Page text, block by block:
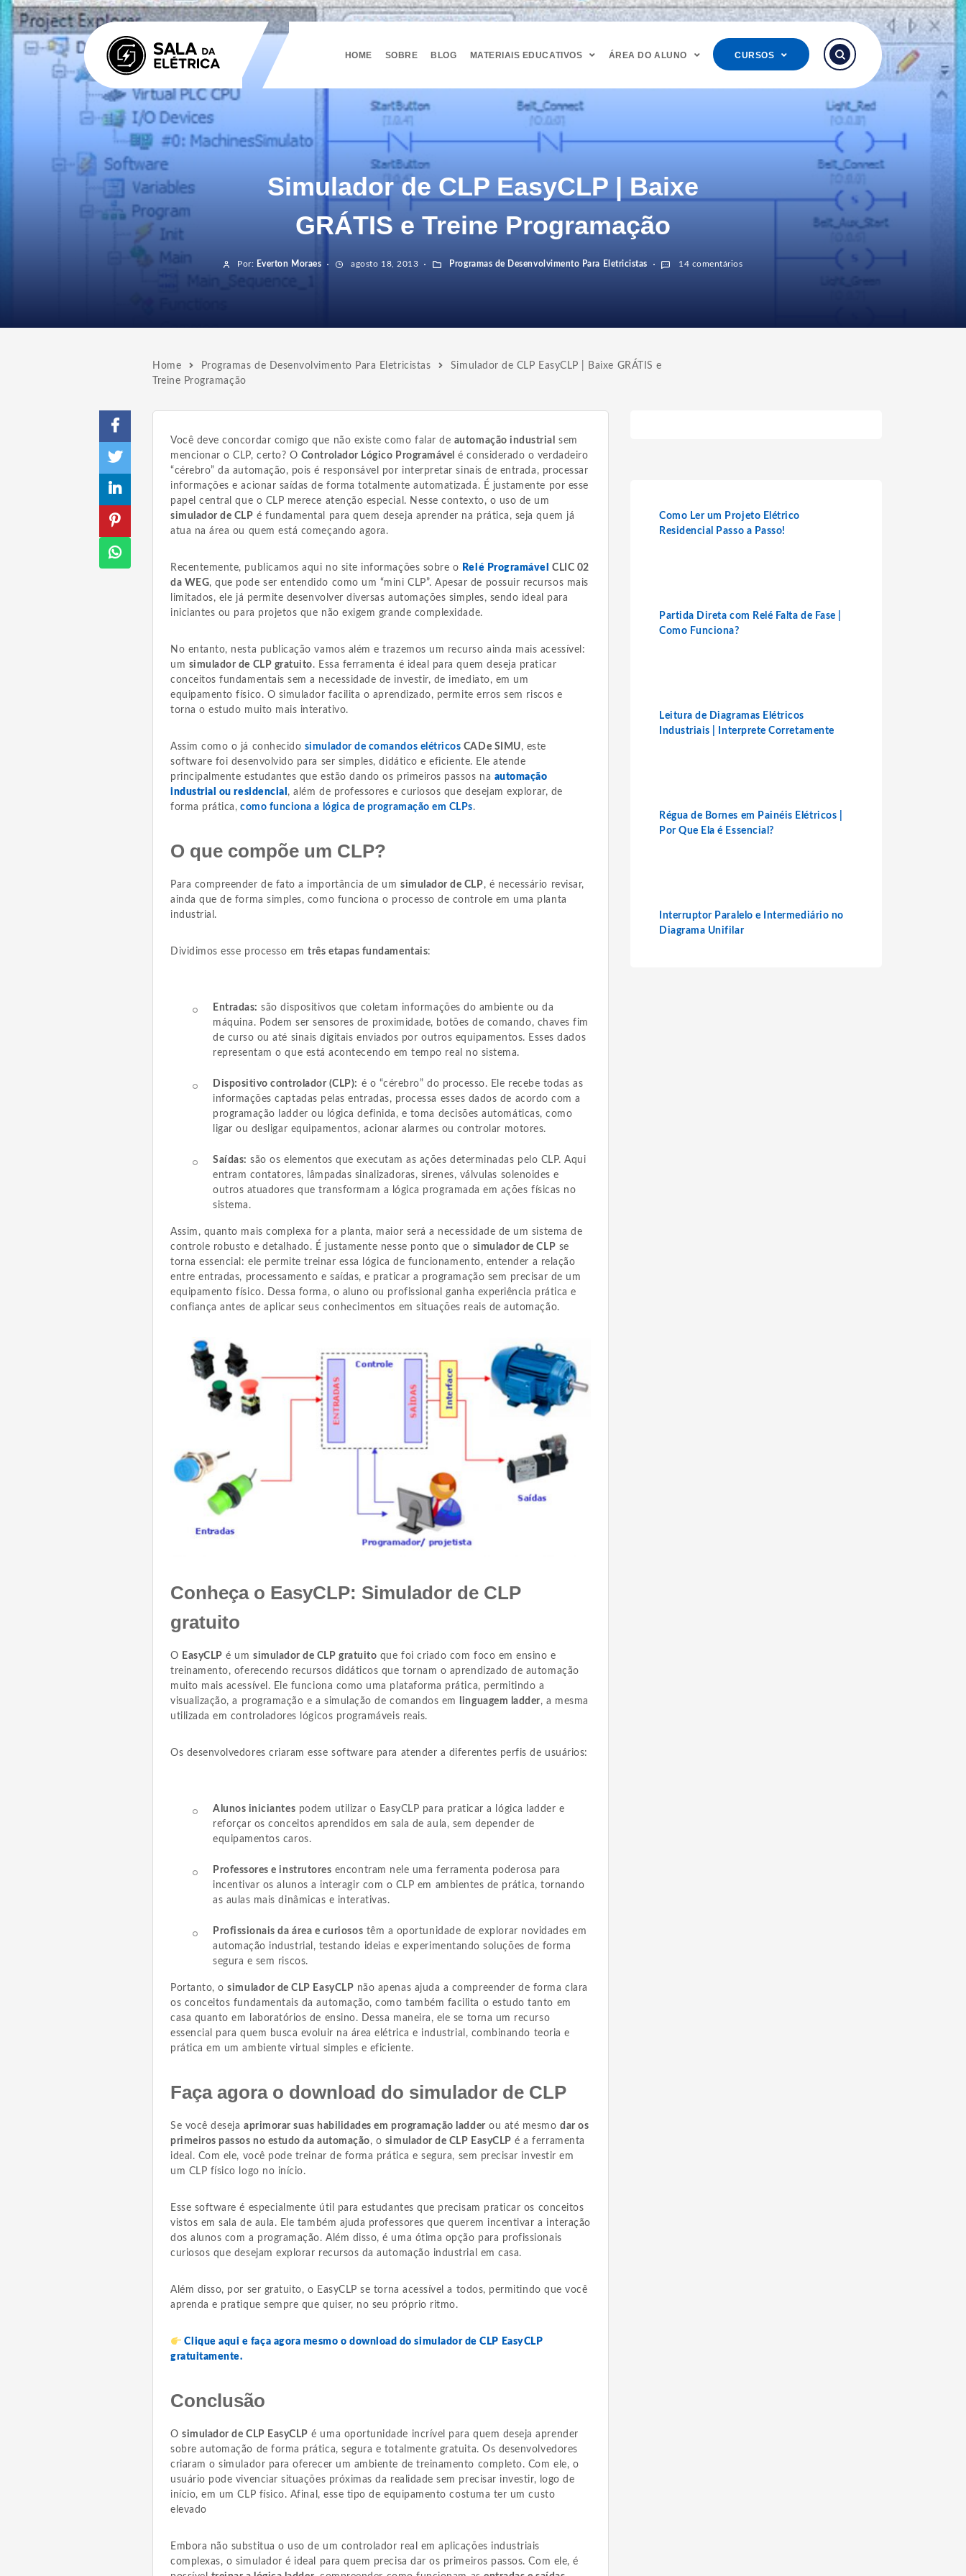
HOME SOBRE BLOG MATERIAIS EDUCATIVOS ÁREA DO ALUNO CURSOS
Simulador de CLP EasyCLP | Baixe
GRÁTIS e Treine Programação
Por: Everton Moraes agosto 18, 2013 Programas de Desenvolvimento Para Eletricistas 14 comentários
Home Programas de Desenvolvimento Para Eletricistas
Simulador de CLP EasyCLP | Baixe GRÁTIS e
Treine Programação
Você deve concordar comigo que não existe como falar de automação industrial
sem
mencionar o CLP, certo? O Controlador Lógico Programável é considerado o verdadeiro
“cérebro” da automação, pois é responsável por interpretar sinais de entrada, processar
informações e acionar saídas de forma totalmente automatizada. É justamente por esse
papel central que o CLP merece atenção especial. Nesse contexto, o uso de um
simulador de CLP é fundamental para quem deseja aprender na prática, seja quem já
atua na área ou quem está começando agora.
Recentemente, publicamos aqui no site informações sobre o Relé Programável CLIC 02
da WEG, que pode ser entendido como um “mini CLP”. Apesar de possuir recursos mais
limitados, ele já permite desenvolver diversas automações simples, sendo ideal para
iniciantes ou para projetos que não exigem grande complexidade.
No entanto, nesta publicação vamos além e trazemos um recurso ainda mais acessível:
um simulador de CLP gratuito. Essa ferramenta é ideal para quem deseja praticar
conceitos fundamentais sem a necessidade de investir, de imediato, em um
equipamento físico. O simulador facilita o aprendizado, permite erros sem riscos e
torna o estudo muito mais interativo.
Assim como o já conhecido simulador de comandos elétricos CADe SIMU, este
software foi desenvolvido para ser simples, didático e eficiente. Ele atende
principalmente estudantes que estão dando os primeiros passos na automação
industrial ou residencial , além de professores e curiosos que desejam explorar, de
forma prática, como funciona a lógica de programação em CLPs.
O que compõe um CLP?
Para compreender de fato a importância de um simulador de CLP, é necessário revisar,
ainda que de forma simples, como funciona o processo de controle em uma planta
industrial.
Dividimos esse processo emtrês etapas fundamentais:
Entradas: são dispositivos que coletam informações do ambiente ou da
máquina. Podem ser sensores de proximidade, botões de comando, chaves fim
de curso ou até sinais digitais enviados por outros equipamentos. Esses dados
representam o que está acontecendo em tempo real no sistema.
Dispositivo controlador (CLP): é o “cérebro” do processo. Ele recebe todas as
informações captadas pelas entradas, processa esses dados de acordo com a
programação ladder ou lógica definida, e toma decisões automáticas, como
ligar ou desligar equipamentos, acionar alarmes ou controlar motores.
Saídas: são os elementos que executam as ações determinadas pelo CLP. Aqui
entram contatores, lâmpadas sinalizadoras, sirenes, válvulas solenoides e
outros atuadores que transformam a lógica programada em ações físicas no
sistema.
Assim, quanto mais complexa for a planta, maior será a necessidade de um sistema de
controle robusto e detalhado. É justamente nesse ponto que o simulador de CLP se
torna essencial: ele permite treinar essa lógica de funcionamento, entender a relação
entre entradas, processamento e saídas, e praticar a programação sem precisar de um
equipamento físico. Dessa forma, o aluno ou profissional ganha experiência prática e
confiança antes de aplicar seus conhecimentos em situações reais de automação.
Conheça o EasyCLP: Simulador de CLP
gratuito
O EasyCLP é um simulador de CLP gratuito que foi criado com foco em ensino e
treinamento, oferecendo recursos didáticos que tornam o aprendizado de automação
muito mais acessível. Ele funciona como uma plataforma prática, permitindo a
visualização, a programação e a simulação de comandos em
linguagem ladder, a mesma
utilizada em controladores lógicos programáveis reais.
Os desenvolvedores criaram esse software para atender a diferentes perfis de usuários:
Alunos iniciantes podem utilizar o EasyCLP para praticar a lógica ladder e
reforçar os conceitos aprendidos em sala de aula, sem depender de
equipamentos caros.
Professores e instrutores encontram nele uma ferramenta poderosa para
incentivar os alunos a interagir com o CLP em ambientes de prática, tornando
as aulas mais dinâmicas e interativas.
Profissionais da área e curiosos têm a oportunidade de explorar novidades em
automação industrial, testando ideias e experimentando soluções de forma
segura e sem riscos.
Portanto, osimulador de CLP EasyCLP não apenas ajuda a compreender de forma clara
os conceitos fundamentais da automação, como também facilita o estudo tanto em
casa quanto em laboratórios de ensino. Dessa maneira, ele se torna um recurso
essencial para quem busca evoluir na área elétrica e industrial, combinando teoria e
prática em um ambiente virtual simples e eficiente.
Faça agora o download do simulador de CLP
Se você deseja aprimorar suas habilidades em programação ladder ou até mesmodar os
primeiros passos no estudo da automação, o simulador de CLP EasyCLP é a ferramenta
ideal. Com ele, você pode treinar de forma prática e segura, sem precisar investir em
um CLP físico logo no início.
Esse software é especialmente útil para estudantes que precisam praticar os conceitos
vistos em sala de aula. Ele também ajuda professores que querem incentivar a interação
dos alunos com a programação. Além disso, é uma ótima opção para profissionais
curiosos que desejam explorar recursos da automação industrial em casa.
Além disso, por ser gratuito, o EasyCLP se torna acessível a todos, permitindo que você
aprenda e pratique sempre que quiser, no seu próprio ritmo.
Clique aqui e faça agora mesmo o download do simulador de CLP EasyCLP
gratuitamente.
Conclusão
Osimulador de CLP EasyCLP é uma oportunidade incrível para quem deseja aprender
sobre automação de forma prática, segura e totalmente gratuita. Os desenvolvedores
criaram o simulador para oferecer um ambiente de treinamento completo. Com ele, o
usuário pode vivenciar situações próximas da realidade sem precisar investir, logo de
início, em um CLP físico. Afinal, esse tipo de equipamento costuma ter um custo
elevado
Embora não substitua o uso de um controlador real em aplicações industriais
complexas, o simulador é ideal para quem precisa dar os primeiros passos. Com ele, é
Como Ler um Projeto Elétrico
Residencial Passo a Passo!
Partida Direta com Relé Falta de Fase |
Como Funciona?
Leitura de Diagramas Elétricos
Industriais | Interprete Corretamente
Régua de Bornes em Painéis Elétricos |
Por Que Ela é Essencial?
Interruptor Paralelo e Intermediário no
Diagrama Unifilar